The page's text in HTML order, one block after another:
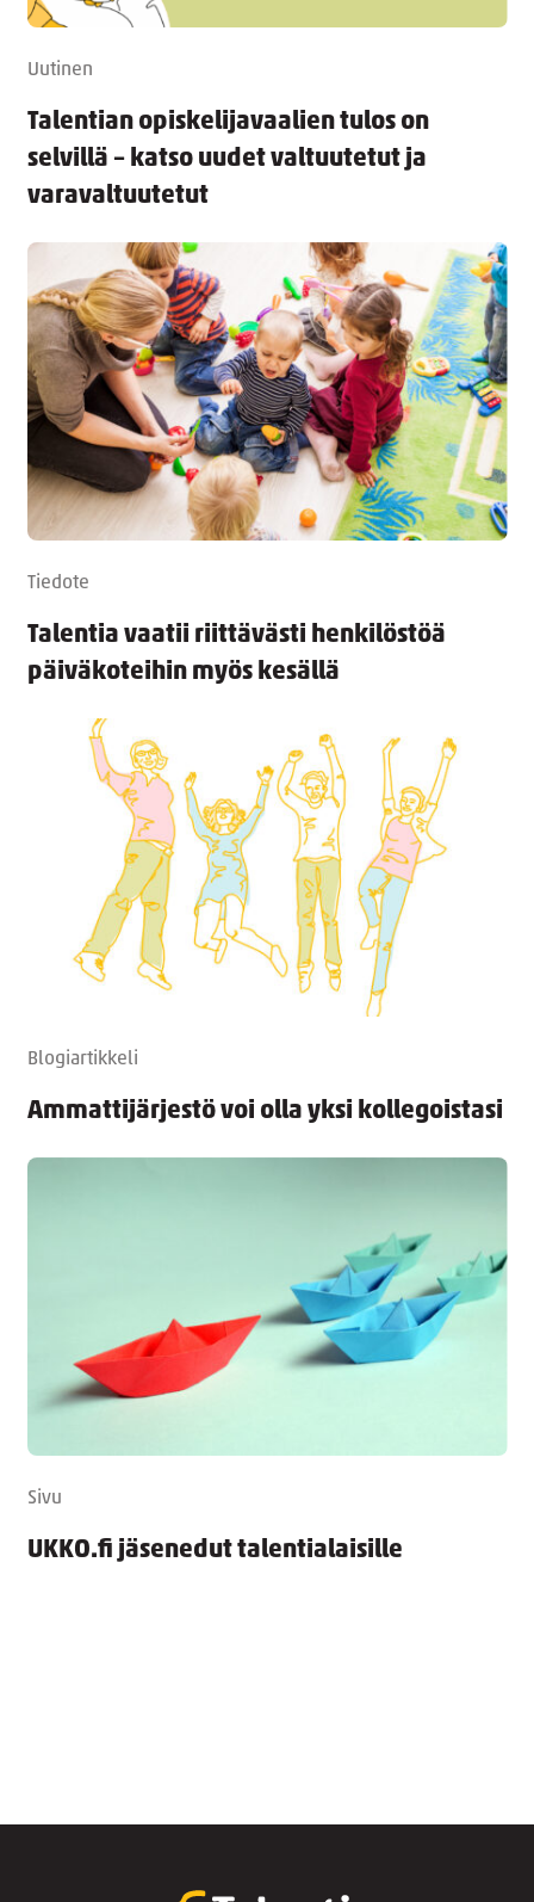
Uutinen
Talentian opiskelijavaalien tulos on
selvillä – katso uudet valtuutetut ja
varavaltuutetut
Tiedote
Talentia vaatii riittävästi henkilöstöä
päiväkoteihin myös kesällä
Blogiartikkeli
Ammattijärjestö voi olla yksi kollegoistasi
Sivu
UKKO.fi jäsenedut talentialaisille